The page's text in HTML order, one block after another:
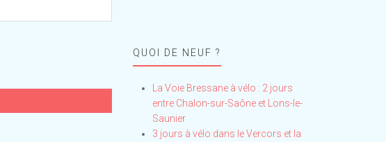
QUOI DE NEUF ?
La Voie Bressane à vélo : 2 jours
entre Chalon-sur-Saône et Lons-le-
Saunier
3 jours à vélo dans le Vercors et la